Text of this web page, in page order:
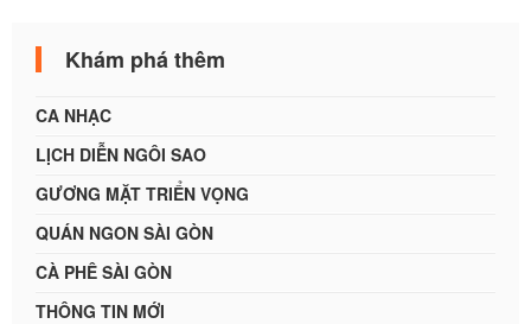
Khám phá thêm
CA NHẠC
LỊCH DIỄN NGÔI SAO
GƯƠNG MẶT TRIỂN VỌNG
QUÁN NGON SÀI GÒN
CÀ PHÊ SÀI GÒN
THÔNG TIN MỚI